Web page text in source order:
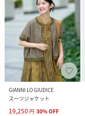
GIANNI LO GIUDICE
スーツジャケット
19,250 円 30%OFF